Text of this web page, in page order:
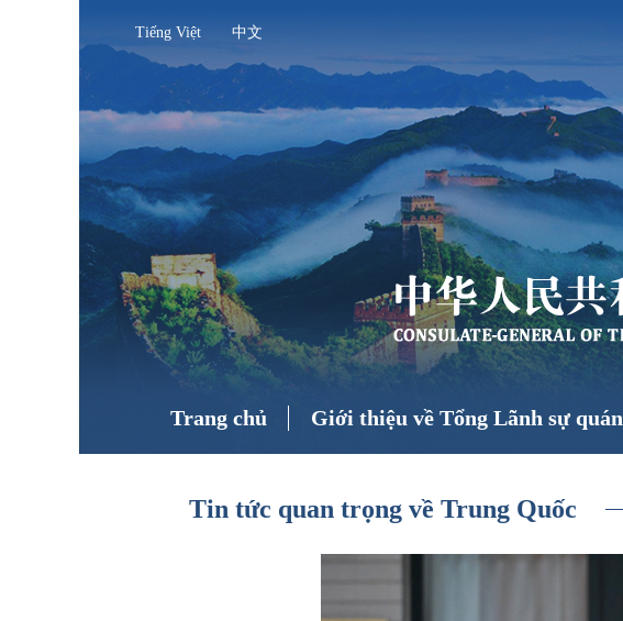
Tiếng Việt 中文
Trang chủ Giới thiệu về Tổng Lãnh sự quán
Tin tức quan trọng về Trung Quốc